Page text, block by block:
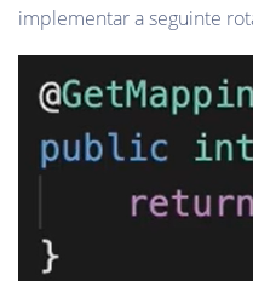
implementar a seguinte